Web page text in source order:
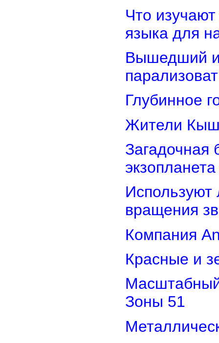
Что
языка для
Вышедший
Глубинное
Жители
Загадочная
экзопланета
Используют
вращения
Компания
Красные и
Зоны 51